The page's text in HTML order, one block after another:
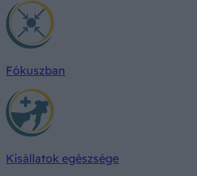
Fókuszban
Kisállatok egészsége